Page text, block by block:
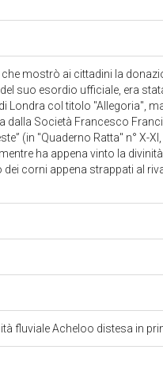
mostrò ai cittadini la
suo esordio ufficiale, era
Londra col titolo "Allegoria",
Società Francesco
(in "Quaderno Ratta" n° X-
ha appena vinto la
corni appena strappati al
fluviale Acheloo distesa in